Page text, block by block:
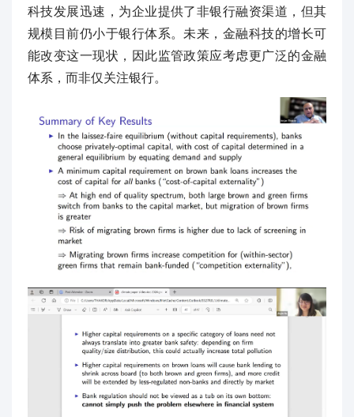
科技发展迅速，为企业提供了非银行融资渠道，但其
规模目前仍小于银行体系。未来，金融科技的增长可
能改变这一现状，因此监管政策应考虑更广泛的金融
体系，而非仅关注银行。